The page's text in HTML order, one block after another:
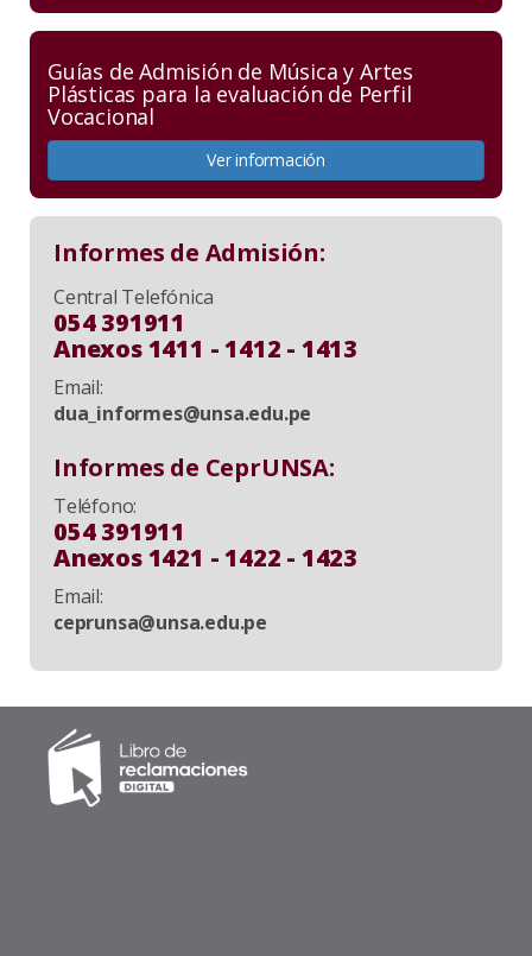
Guías de Admisión de Música y Artes
Plásticas para la evaluación de Perfil
Vocacional
Ver información
Informes de Admisión:
Central Telefónica
054 391911
Anexos 1411 - 1412 - 1413
Email:
dua_informes@unsa.edu.pe
Informes de CeprUNSA:
Teléfono:
054 391911
Anexos 1421 - 1422 - 1423
Email:
ceprunsa@unsa.edu.pe